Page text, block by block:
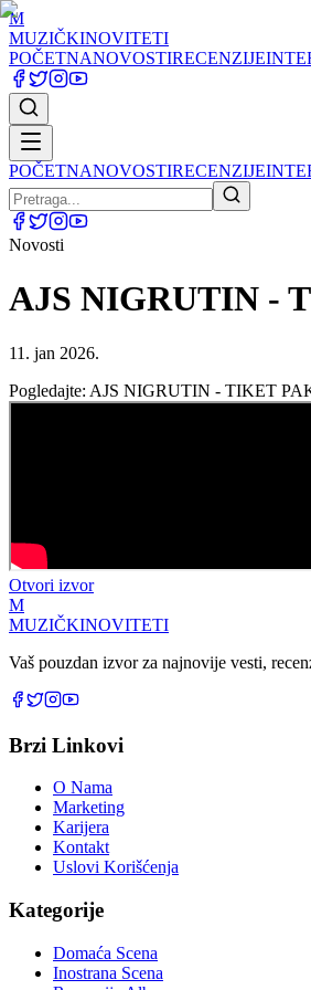
M
MUZIČKINOVITETI
POČETNANOVOSTIRECENZIJE
POČETNANOVOSTIRECENZIJE
Novosti
AJS NIGRUTIN -
11. jan 2026.
Pogledajte: AJS NIGRUTIN - TIKET
Otvori izvor
M
MUZIČKINOVITETI
Vaš pouzdan izvor za najnovije vesti,
Brzi Linkovi
O Nama
Marketing
Karijera
Kontakt
Uslovi Korišćenja
Kategorije
Domaća Scena
Inostrana Scena